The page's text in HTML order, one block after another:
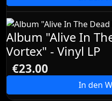
Album "Alive In
Vortex" - Vinyl LP
€23.00
In den